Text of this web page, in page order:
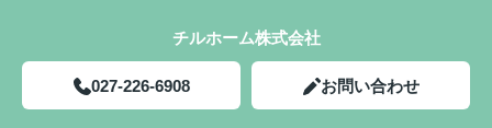
チルホーム株式会社
027-226-6908 お問い合わせ